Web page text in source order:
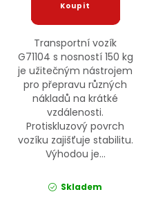
Transportní vozík
G71104 s nosností 150 kg
je užitečným nástrojem
pro přepravu různých
nákladů na krátké
vzdálenosti.
Protiskluzový povrch
vozíku zajišťuje stabilitu.
Výhodou je...
Skladem